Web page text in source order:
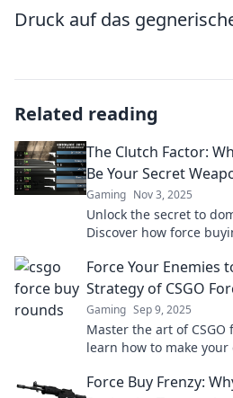
Druck auf das
Related reading
The Clutch Factor:
Be Your Secret
Gaming Nov 3, 2025
Unlock the secret to
Discover how force
Force Your Enemies
Strategy of CSGO
Gaming Sep 9, 2025
Master the art of
learn how to make
Force Buy Frenzy: